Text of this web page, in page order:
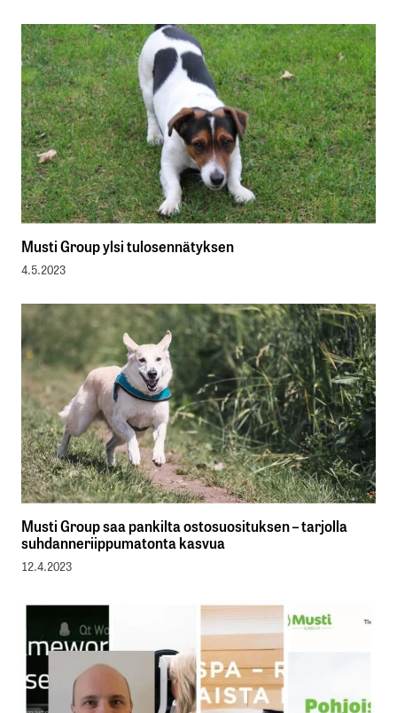
Musti Group ylsi tulosennätyksen
4.5.2023
Musti Group saa pankilta ostosuosituksen – tarjolla
suhdanneriippumatonta kasvua
12.4.2023